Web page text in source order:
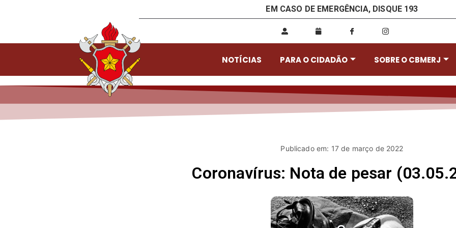
EM CASO DE EMERGÊNCIA, DISQUE 193
NOTÍCIAS PARA O CIDADÃO SOBRE O CBMERJ
Publicado em: 17 de março de 2022
Coronavírus: Nota de pesar